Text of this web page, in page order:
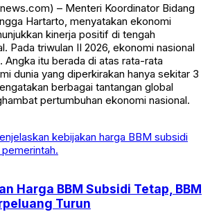
– Menteri Koordinator Bidang
Hartarto, menyatakan ekonomi
kinerja positif di tengah
Pada triwulan II 2026, ekonomi nasional
Angka itu berada di atas rata-rata
dunia yang diperkirakan hanya sekitar 3
berbagai tantangan global
pertumbuhan ekonomi nasional.
Harga BBM Subsidi Tetap, BBM
Turun